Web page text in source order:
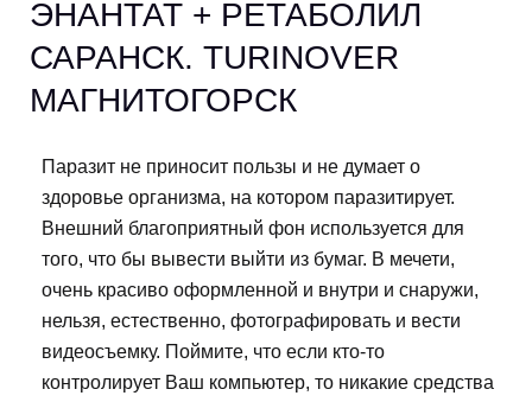
ЭНАНТАТ + РЕТАБОЛИЛ
САРАНСК. TURINOVER
МАГНИТОГОРСК
Паразит не приносит пользы и не думает о
здоровье организма, на котором паразитирует.
Внешний благоприятный фон используется для
того, что бы вывести выйти из бумаг. В мечети,
очень красиво оформленной и внутри и снаружи,
нельзя, естественно, фотографировать и вести
видеосъемку. Поймите, что если кто-то
контролирует Ваш компьютер, то никакие средства